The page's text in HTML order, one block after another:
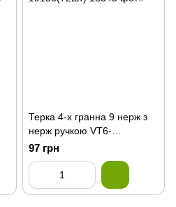
Терка 4-х гранна 9 нерж з
нерж ручкою VT6-
19156(72шт)
97 грн